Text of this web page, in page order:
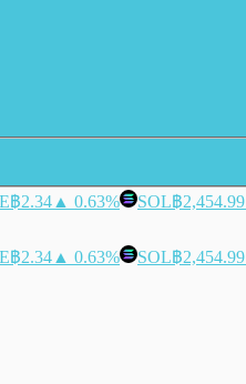
฿2.34 ▲ 0.63% SOL฿2,454.99
฿2.34 ▲ 0.63% SOL฿2,454.99